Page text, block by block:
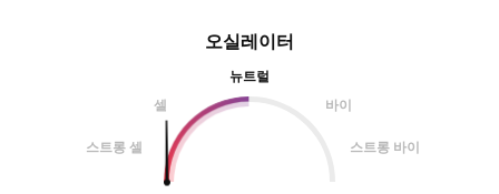
오실레이터
뉴트럴
셀
바이
스트롱 셀 스트롱 바이